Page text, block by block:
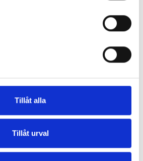
Tillåt alla
Tillåt urval
enligt gällande
genom att klicka
glöms kvar kan passageraren
på 0771-33 44 44 eller